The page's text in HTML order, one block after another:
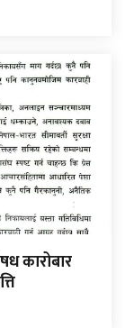
कारोबार